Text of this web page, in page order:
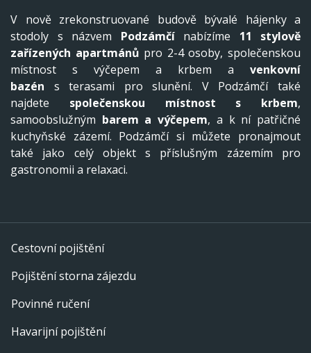
V nově zrekonstruované budově bývalé hájenky a
stodoly s názvem Podzámčínabízíme 11 stylově
zařízených apartmánů pro 2-4 osoby, společenskou
místnost s výčepem a krbem a venkovní
bazén s terasami pro slunění. V Podzámčí také
najdete společenskou místnost s krbem,
samoobslužným barem a výčepem, a k ní patřičné
kuchyňské zázemí. Podzámčí si můžete pronajmout
také jako celý objekt s příslušným zázemím pro
gastronomii a relaxaci.
Cestovní pojištění
Pojištění storna zájezdu
Povinné ručení
Havarijní pojištění